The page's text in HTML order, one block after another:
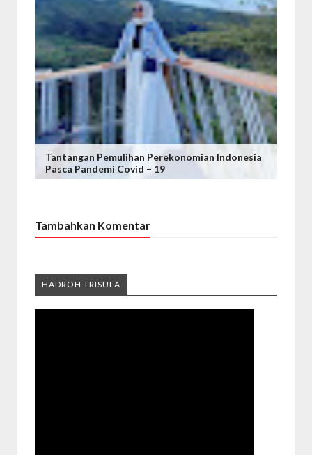
Tantangan Pemulihan Perekonomian Indonesia
Pasca Pandemi Covid – 19
Tambahkan Komentar
HADROH TRISULA